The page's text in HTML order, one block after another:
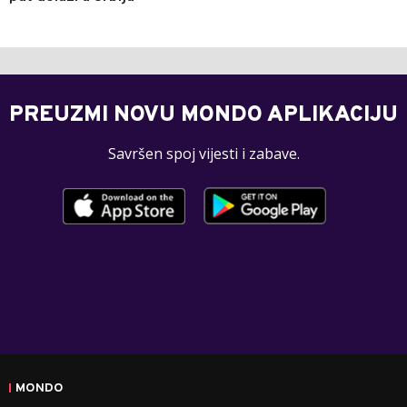
PREUZMI NOVU MONDO APLIKACIJU
Savršen spoj vijesti i zabave.
MONDO